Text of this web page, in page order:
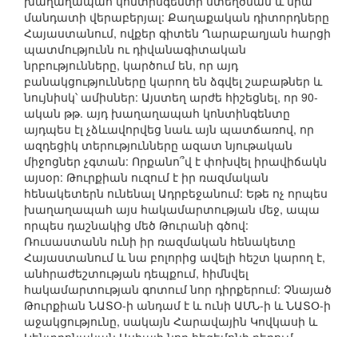
մանդատի վերաբերյալ: Քաղաքական դիտորդները
Հայաստանում, ովքեր գիտեն Ղարաբաղյան հարցի
պատմությունն ու դիվանագիտական
նրբությունները, կարծում են, որ այդ
բանակցությունները կարող են ձգվել շաբաթներ և
նույնիսկ՝ ամիսներ: Այստեղ արժե հիշեցնել, որ 90-
ական թթ. այդ խաղաղապահ կոնտինգենտը
այդպես էլ չձևավորվեց նաև այն պատճառով, որ
ազդեցիկ տերությունները ազատ նյութական
միջոցներ չգտան: Որքանո՞վ է փոխվել իրավիճակն
այսօր: Թուրքիան ուզում է իր ռազմական
հենակետերն ունենալ Ադրբեջանում: Եթե ոչ որպես
խաղաղապահ այս հակամարտության մեջ, ապա
որպես դաշնակից մեծ Թուրանի գծով:
Ռուսաստանն ունի իր ռազմական հենակետը
Հայաստանում և նա բոլորից ավելի հեշտ կարող է,
անհրաժեշտության դեպքում, հիմնվել
հակամարտության գոտում նոր դիրքերում: Չնայած
Թուրքիան ՆԱՏՕ-ի անդամ է և ունի ԱՄՆ-ի և ՆԱՏՕ-ի
աջակցությունը, սակայն Հարավային Կովկասի և